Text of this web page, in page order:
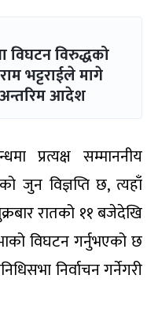
विघटन विरुद्धको
भट्टराईले मागे
आदेश
प्रत्यक्ष सम्माननीय
जुन विज्ञप्ति छ, त्यहाँ
रातको ११ बजेदेखि
विघटन गर्नुभएको छ
निर्वाचन गर्नेगरी